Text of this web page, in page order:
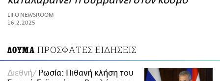
ΑΜΠΑ
PRINT
LIFO NEWSROOM
16.2.2025
ΔΟΥΜΑ ΠΡΟΣΦΑΤΕΣ ΕΙΔΗΣΕΙΣ
Διεθνή
Ρωσία: Πιθανή κλήση του